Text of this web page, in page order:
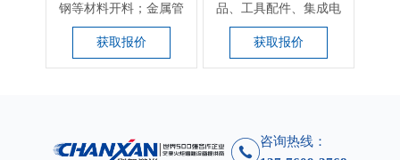
钢等材料开料；金属管
件的穿孔及异形切
割，...
获取报价
品、工具配件、集成电
路（IC)、电工电器、
手...
获取报价
咨询热线：